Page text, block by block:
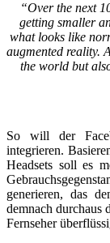
“Over the next
getting smaller
what looks like
augmented reality.
the world but
So will der
integrieren.
Headsets soll es
generieren, das
demnach durchaus
Fernseher